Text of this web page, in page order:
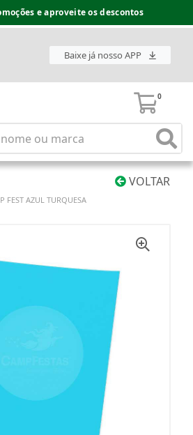
e aproveite os descontos
Baixe já nosso APP
0
VOLTAR
FEST AZUL TURQUESA